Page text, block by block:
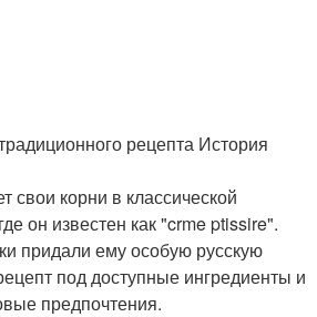
Крем для кожи
Масла для крема
рецепта История
свои корни в классической
он известен как "crme ptissire".
придали ему особую русскую
под доступные ингредиенты и
предпочтения.